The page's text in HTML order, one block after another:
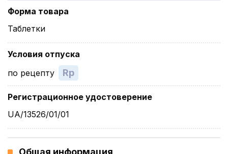
Форма товара
Таблетки
Условия отпуска
по рецепту
Rp
Регистрационное удостоверение
UA/13526/01/01
Общая информация